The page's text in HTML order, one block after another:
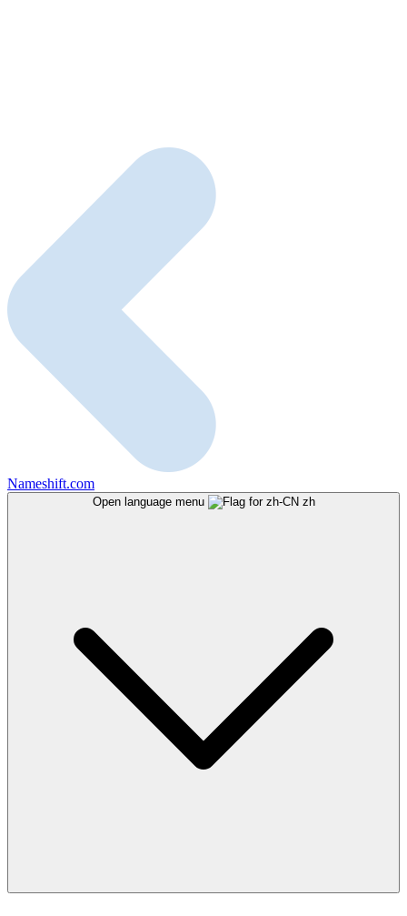
Nameshift.com
Open language menu zh